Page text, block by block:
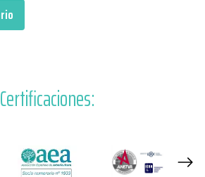
Certificaciones: